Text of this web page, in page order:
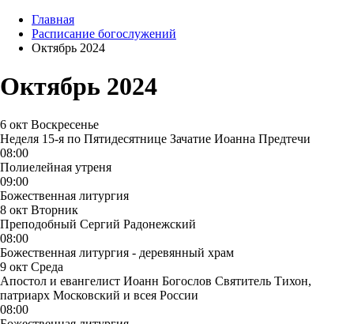
Главная
Расписание богослужений
Октябрь 2024
Октябрь 2024
6 окт Воскресенье
Неделя 15-я по Пятидесятнице Зачатие Иоанна Предтечи
08:00
Полиелейная утреня
09:00
Божественная литургия
8 окт Вторник
Преподобный Сергий Радонежский
08:00
Божественная литургия - деревянный храм
9 окт Среда
Апостол и евангелист Иоанн Богослов Святитель Тихон,
патриарх Московский и всея России
08:00